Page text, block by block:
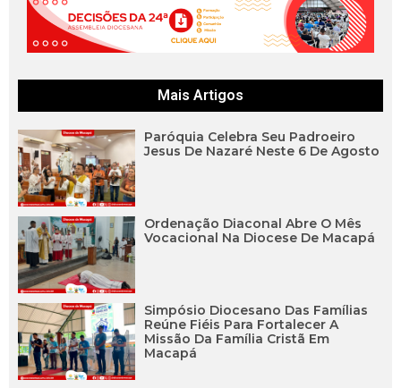
Mais Artigos
Paróquia Celebra Seu Padroeiro
Jesus De Nazaré Neste 6 De Agosto
Ordenação Diaconal Abre O Mês
Vocacional Na Diocese De Macapá
Simpósio Diocesano Das Famílias
Reúne Fiéis Para Fortalecer A
Missão Da Família Cristã Em
Macapá